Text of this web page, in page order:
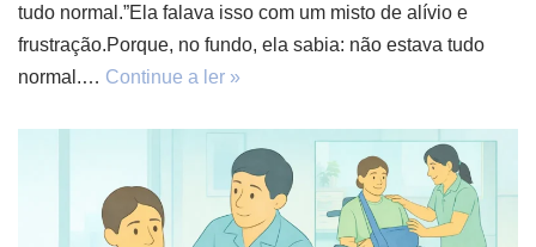
tudo normal.”Ela falava isso com um misto de alívio e
frustração.Porque, no fundo, ela sabia: não estava tudo
normal.… Continue a ler »